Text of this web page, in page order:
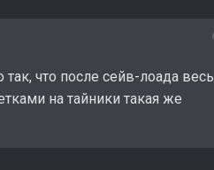
что после сейв-лоада весь
на тайники такая же